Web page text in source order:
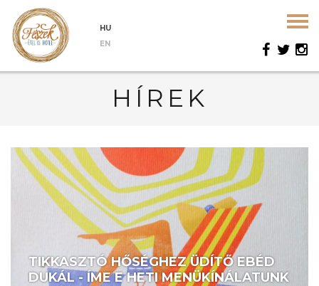
HU
EN
HÍREK
TIKKASZTÓ HŐSÉGHEZ ÜDÍTŐ EBÉD
DUKÁL - ÍME E HETI MENÜKÍNÁLATUNK